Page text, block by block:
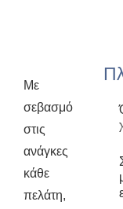
Με
σεβασμό
στις
ανάγκες
κάθε
πελάτη,